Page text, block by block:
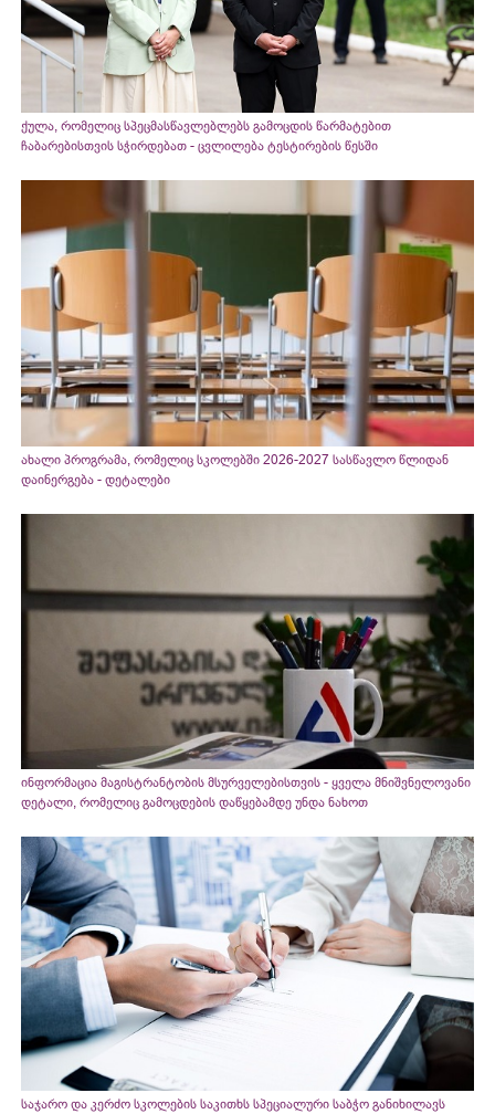
ქულა, რომელიც სპეცმასწავლებლებს გამოცდის წარმატებით
ჩაბარებისთვის სჭირდებათ - ცვლილება ტესტირების წესში
ახალი პროგრამა, რომელიც სკოლებში 2026-2027 სასწავლო წლიდან
დაინერგება - დეტალები
ინფორმაცია მაგისტრანტობის მსურველებისთვის - ყველა მნიშვნელოვანი
დეტალი, რომელიც გამოცდების დაწყებამდე უნდა ნახოთ
საჯარო და კერძო სკოლების საკითხს სპეციალური საბჭო განიხილავს